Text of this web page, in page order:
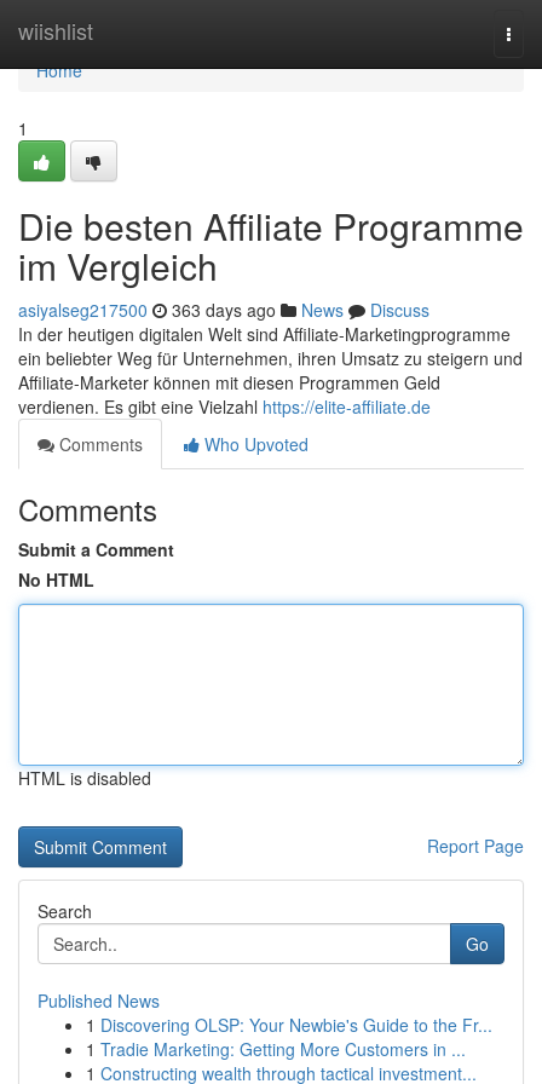
wiishlist
Home
Home
1
Die besten Affiliate Programme
im Vergleich
asiyalseg217500 363 days ago News
Discuss
In der heutigen digitalen Welt sind Affiliate-Marketingprogramme
ein beliebter Weg für Unternehmen, ihren Umsatz zu steigern und
Affiliate-Marketer können mit diesen Programmen Geld
verdienen. Es gibt eine Vielzahl https://elite-affiliate.de
Comments
Who Upvoted
Comments
Submit a Comment
No HTML
HTML is disabled
Report Page
Search
Go
Published News
1 Discovering OLSP: Your Newbie's Guide to the Fr...
1 Tradie Marketing: Getting More Customers in ...
1 Constructing wealth through tactical investment...